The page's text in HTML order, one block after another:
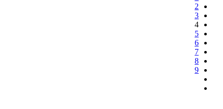
2
3
4
5
6
7
8
9